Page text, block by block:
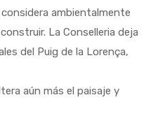
ambientalmente
La Conselleria deja
del Puig de la Lorença,
aún más el paisaje y